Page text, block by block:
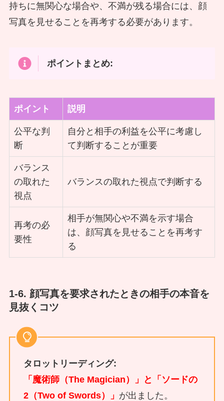
持ちに無関心な場合や、不満が残る場合には、顔
写真を見せることを再考する必要があります。
ポイントまとめ:
ポイント 説明
公平な判
断
自分と相手の利益を公平に考慮し
て判断することが重要
バランス
の取れた
視点
バランスの取れた視点で判断する
再考の必
要性
相手が無関心や不満を示す場合
は、顔写真を見せることを再考す
る
1-6. 顔写真を要求されたときの相手の本音を
見抜くコツ
タロットリーディング:
「魔術師（The Magician）」と「ソードの
2（Two of Swords）」 が出ました。